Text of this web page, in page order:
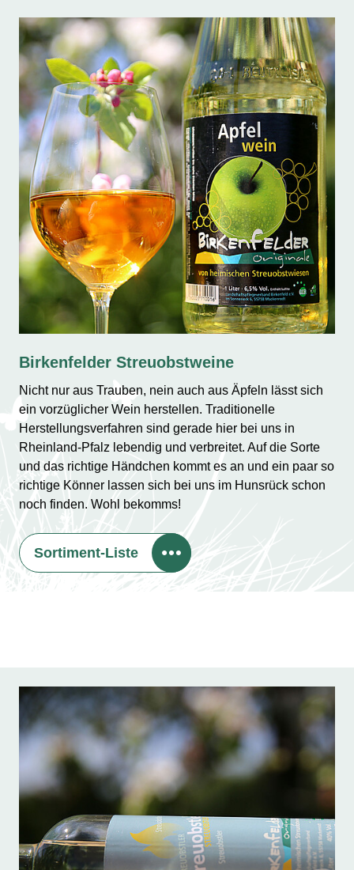
Birkenfelder Streuobstweine
Nicht nur aus Trauben, nein auch aus Äpfeln lässt sich
ein vorzüglicher Wein herstellen. Traditionelle
Herstellungsverfahren sind gerade hier bei uns in
Rheinland-Pfalz lebendig und verbreitet. Auf die Sorte
und das richtige Händchen kommt es an und ein paar so
richtige Könner lassen sich bei uns im Hunsrück schon
noch finden. Wohl bekomms!
Sortiment-Liste